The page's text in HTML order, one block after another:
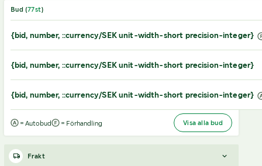
Bud (77st)
{bid, number, ::currency/SEK unit-width-short precision-integer}
{bid, number, ::currency/SEK unit-width-short precision-integer}
{bid, number, ::currency/SEK unit-width-short precision-integer}
= Autobud = Förhandling Visa alla bud
Frakt